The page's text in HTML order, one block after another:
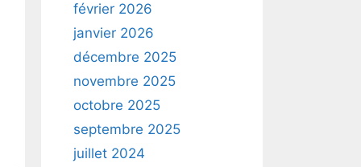
février 2026
janvier 2026
décembre 2025
novembre 2025
octobre 2025
septembre 2025
juillet 2024